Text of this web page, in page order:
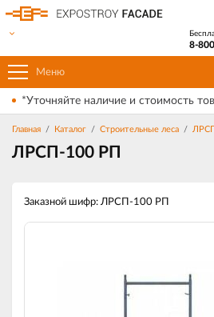
Меню
8-
*Уточняйте наличие и стоимость
Главная Каталог Строительные леса
ЛРСП-100 РП
Заказной шифр: ЛРСП-100 РП